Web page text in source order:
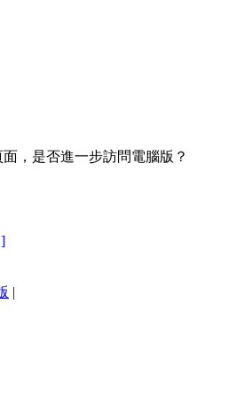
，是否進一步訪問電腦版？
|